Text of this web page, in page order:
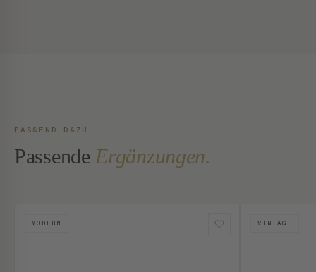
PASSEND DAZU
Passende Ergänzungen.
MODERN VINTAGE